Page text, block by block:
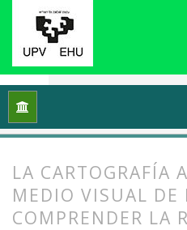
Inicio
LA CARTOGRAFÍA
MEDIO VISUAL DE
COMPRENDER LA